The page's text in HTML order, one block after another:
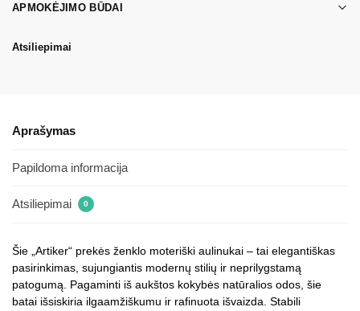
APMOKĖJIMO BŪDAI
Atsiliepimai
Aprašymas
Papildoma informacija
Atsiliepimai 0
Šie „Artiker“ prekės ženklo moteriški aulinukai – tai elegantiškas
pasirinkimas, sujungiantis modernų stilių ir neprilygstamą
patogumą. Pagaminti iš aukštos kokybės natūralios odos, šie
batai išsiskiria ilgaamžiškumu ir rafinuota išvaizda. Stabili